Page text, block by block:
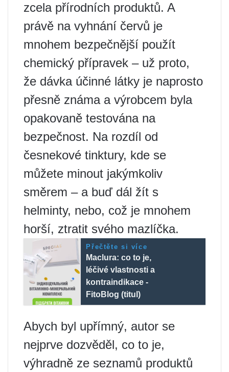
zcela přírodních produktů. A
právě na vyhnání červů je
mnohem bezpečnější použít
chemický přípravek – už proto,
že dávka účinné látky je naprosto
přesně známa a výrobcem byla
opakovaně testována na
bezpečnost. Na rozdíl od
česnekové tinktury, kde se
můžete minout jakýmkoliv
směrem – a buď dál žít s
helminty, nebo, což je mnohem
horší, ztratit svého mazlíčka.
Přečtěte si více
Maclura: co to je,
léčivé vlastnosti a
kontraindikace -
FitoBlog (titul)
Abych byl upřímný, autor se
nejprve dozvěděl, co to je,
výhradně ze seznamů produktů